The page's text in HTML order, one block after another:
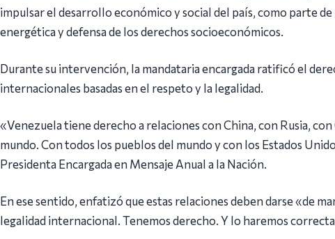
impulsar el desarrollo económico y social del país, como parte
energética y defensa de los derechos socioeconómicos.
Durante su intervención, la mandataria encargada ratificó el
internacionales basadas en el respeto y la legalidad.
«Venezuela tiene derecho a relaciones con China, con Rusia,
mundo. Con todos los pueblos del mundo y con los Estados
Presidenta Encargada en Mensaje Anual a la Nación.
En ese sentido, enfatizó que estas relaciones deben darse «de
legalidad internacional. Tenemos derecho. Y lo haremos